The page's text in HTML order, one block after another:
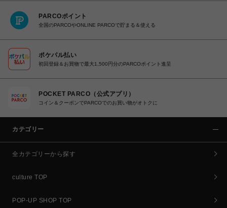
PARCOポイント
全国のPARCOやONLINE PARCOで貯まる＆使える
ポケパル払い
初回登録＆お買物で最大1,500円分のPARCOポイント進呈
POCKET PARCO（公式アプリ）
コイン＆クーポンでPARCOでのお買い物がオトクに
カテゴリー
全カテゴリーから探す
culture TOP
POP-UP SHOP TOP